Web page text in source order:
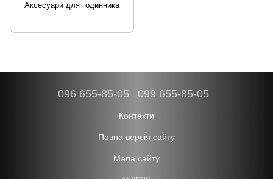
Аксесуари для годинника
096 655-85-05 099 655-85-05
Контакти
Повна версія сайту
Мапа сайту